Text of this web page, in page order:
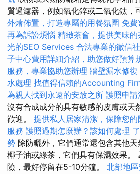
質過濾器，例如氧化鋅或二氧化鈦，
外燴佈置，打造專屬的用餐氛圍 免費
再為訴訟煩惱 精緻茶會，提供美味的
光的SEO Services 合法專業的徵信
子中心費用詳細介紹，助您做好預算
服務，專業協助您辦理 牆壁漏水修
水處理 找值得信賴的Accounting
為親人找到永遠的安放之所 護照申請
沒有合成成分的具有敏感的皮膚或天
歡迎。 提供私人居家清潔，保障您的
服務 護照過期怎麼辦？該如何處理
勢 除防曬外，它們通常還包含其他天
椰子油或綠茶，它們具有保濕效果。
險，最好停留在5-10分鐘。 北部地